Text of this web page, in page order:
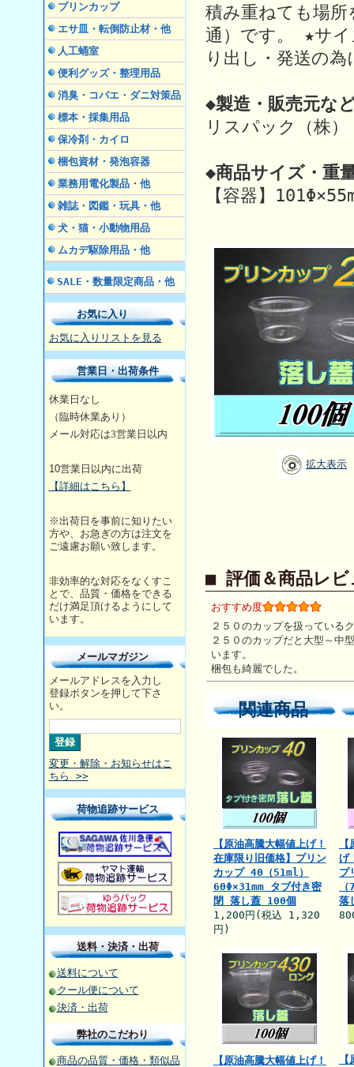
プリンカップ
エサ皿・転倒防止材・他
人工蛹室
便利グッズ・整理用品
消臭・コバエ・ダニ対策品
標本・採集用品
保冷剤・カイロ
梱包資材・発泡容器
業務用電化製品・他
雑誌・図鑑・玩具・他
犬・猫・小動物用品
ムカデ駆除用品・他
SALE・数量限定商品・他
お気に入り
お気に入りリストを見る
営業日・出荷条件
休業日なし
（臨時休業あり）
メール対応は3営業日 以内
10営業日以内に出荷
【詳細はこちら】
※出荷日を事前に知りたい
方や、お急ぎの方は注文を
ご遠慮お願い致します。
非効率的な対応をなくすこ
とで、品質・価格をできる
だけ満足頂けるようにして
います。
メールマガジン
メールアドレスを入力し
登録ボタンを押して下さ
い。
変更・解除・お知らせはこ
ちら >>
荷物追跡サービス
送料・決済・出荷
送料について
クール便について
決済・出荷
弊社のこだわり
商品の品質・価格・類似品
積み重ねても場所
通）です。 ★サイ
り出し・発送の
◆製造・販売元な
リスパック（株）
◆商品サイズ・重
【容器】
拡大表示
■ 評価＆商品レビ
おすすめ度
２５０のカップを扱っている
２５０のカップだと大型～中
います。
梱包も綺麗でした。
関連商品
【原油高騰大幅値上げ！
在庫限り旧価格】プリン
カップ 40（51ml）
60Φ×31mm タブ付き密
閉 落し蓋 100個
1,200円(税込 1,320
円)
げ
プ
落
【原油高騰大幅値上げ！